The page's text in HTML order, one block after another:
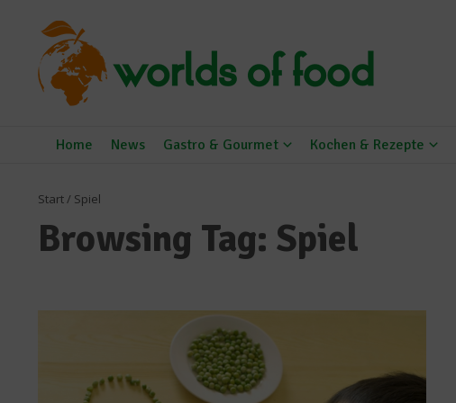
Home News Gastro & Gourmet Kochen & Rezepte
Start/ Spiel
Browsing Tag: Spiel